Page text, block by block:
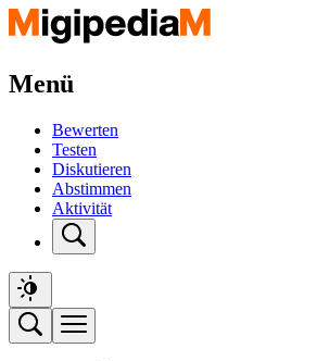
Menü
Bewerten
Testen
Diskutieren
Abstimmen
Aktivität